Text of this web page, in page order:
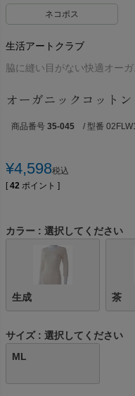
ネコポス
生活アートクラブ
脇に縫い目がない快適オー
オーガニックコット
商品番号 35-045 / 型番
¥4,598税込
[ 42 ポイント ]
カラー 選択してください
生成 茶
サイズ
選択してください
ML